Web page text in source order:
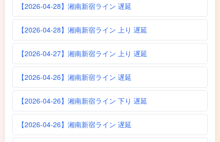
【2026-04-28】湘南新宿ライン 遅延
【2026-04-28】湘南新宿ライン 上り 遅延
【2026-04-27】湘南新宿ライン 上り 遅延
【2026-04-26】湘南新宿ライン 遅延
【2026-04-26】湘南新宿ライン 下り 遅延
【2026-04-26】湘南新宿ライン 遅延